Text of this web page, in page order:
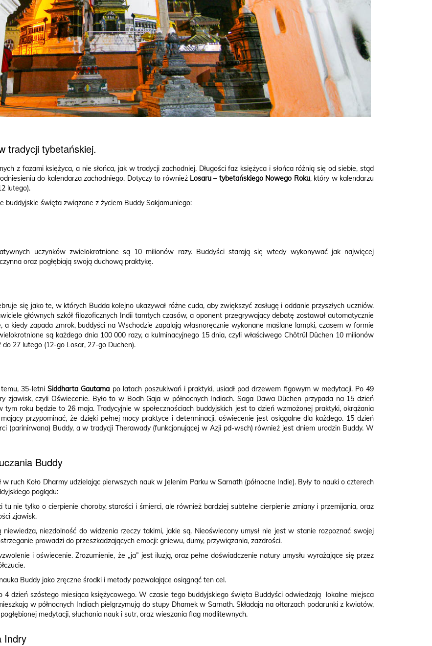
tradycji tybetańskiej.
z fazami księżyca, a nie słońca, jak w tradycji zachodniej. Długości faz księżyca i słońca różnią się od siebie, stąd
do kalendarza zachodniego. Dotyczy to również Losaru – tybetańskiego Nowego Roku, który w kalendarzu
lutego).
święta związane z życiem Buddy Sakjamuniego:
uczynków zwielokrotnione są 10 milionów razy. Buddyści starają się wtedy wykonywać jak najwięcej
oraz pogłębiają swoją duchową praktykę.
się jako te, w których Budda kolejno ukazywał różne cuda, aby zwiększyć zasługę i oddanie przyszłych uczniów.
głównych szkół filozoficznych Indii tamtych czasów, a oponent przegrywający debatę zostawał automatycznie
kiedy zapada zmrok, buddyści na Wschodzie zapalają własnoręcznie wykonane maślane lampki, czasem w formie
są każdego dnia 100 000 razy, a kulminacyjnego 15 dnia, czyli właściwego Chötrül Düchen 10 milionów
27 lutego (12-go Losar, 27-go Duchen).
temu, 35-letniSiddharta Gautama po latach poszukiwań i praktyki, usiadł pod drzewem figowym w medytacji. Po 49
zjawisk, czyli Oświecenie. Było to w Bodh Gaja w północnych Indiach. Saga Dawa Düchen przypada na 15 dzień
roku będzie to 26 maja. Tradycyjnie w społecznościach buddyjskich jest to dzień wzmożonej praktyki, okrążania
przypominać, że dzięki pełnej mocy praktyce i determinacji, oświecenie jest osiągalne dla każdego. 15 dzień
(parinirwana) Buddy, a w tradycji Therawady (funkcjonującej w Azji pd-wsch) również jest dniem urodzin Buddy. W
Buddy
ruch Koło Dharmy udzielając pierwszych nauk w Jelenim Parku w Sarnath (północne Indie). Były to nauki o czterech
poglądu:
tu nie tylko o cierpienie choroby, starości i śmierci, ale również bardziej subtelne cierpienie zmiany i przemijania, oraz
zjawisk.
niezdolność do widzenia rzeczy takimi, jakie są. Nieoświecony umysł nie jest w stanie rozpoznać swojej
prowadzi do przeszkadzających emocji: gniewu, dumy, przywiązania, zazdrości.
i oświecenie. Zrozumienie, że „ja” jest iluzją, oraz pełne doświadczenie natury umysłu wyrażające się przez
Buddy jako zręczne środki i metody pozwalające osiągnąć ten cel.
4 dzień szóstego miesiąca księżycowego. W czasie tego buddyjskiego święta Buddyści odwiedzają lokalne miejsca
w północnych Indiach pielgrzymują do stupy Dhamek w Sarnath. Składają na ołtarzach podarunki z kwiatów,
medytacji, słuchania nauk i sutr, oraz wieszania flag modlitewnych.
Indry